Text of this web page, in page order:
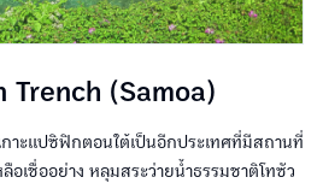
Trench (Samoa)
กาะแปซิฟิกตอนใต้เป็นอีกประเทศที่มีสถานที่
อเชื่ออย่าง หลุมสระว่ายน้ำธรรมชาติโทซัว